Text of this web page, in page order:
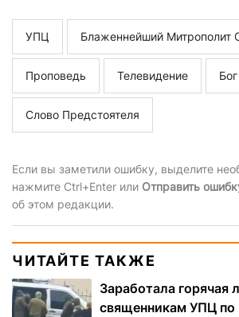
УПЦ Блаженнейший Митрополит
Проповедь Телевидение Бог
Слово Предстоятеля
Если вы заметили ошибку, выделите
нажмите Ctrl+Enter или Отправить
об этом редакции.
ЧИТАЙТЕ ТАКЖЕ
Заработала горячая
священникам УПЦ по